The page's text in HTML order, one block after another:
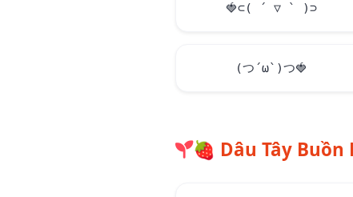
🍓⊂( ´ ▽ ` )⊃
(つ´ω`)つ🍓
🍓 Dâu Tây Buồn